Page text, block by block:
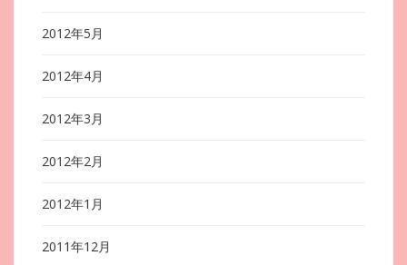
2012年5月
2012年4月
2012年3月
2012年2月
2012年1月
2011年12月